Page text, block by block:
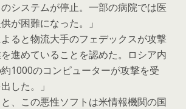
システムが停止。一部の病院では医
が困難になった。」
よると物流大手のフェデックスが攻撃
進めていることを認めた。ロシア内
1000のコンピューターが攻撃を受
した。」
と、この悪性ソフトは米情報機関の国